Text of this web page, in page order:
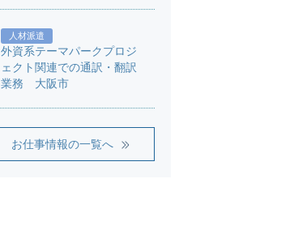
人材派遣
外資系テーマパークプロジ
ェクト関連での通訳・翻訳
業務 大阪市
お仕事情報の一覧へ